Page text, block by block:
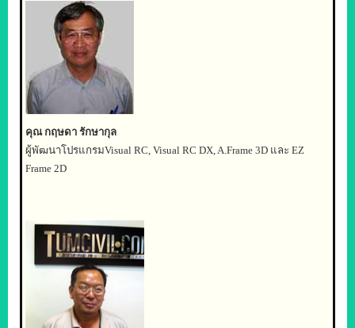
คุณ กฤษดา รักษากุล
ผู้พัฒนาโปรแกรมVisual RC, Visual RC DX, A.Frame 3D และ EZ
Frame 2D